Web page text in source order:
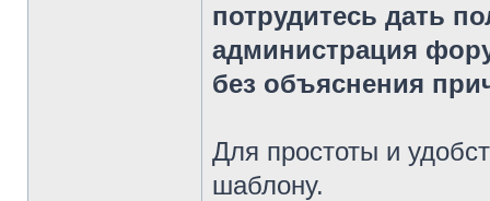
потрудитесь дать
администрация
без объяснения
Для простоты и
шаблону.